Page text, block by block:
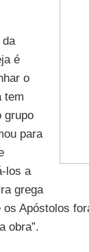
é
o
tem
grupo
para
los a
grega
os Apóstolos
obra”.